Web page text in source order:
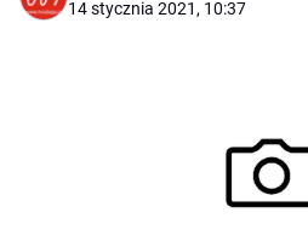
14 stycznia 2021, 10:37